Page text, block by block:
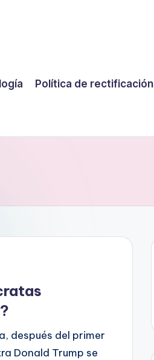
Política de rectificación
después del primer
Donald Trump se